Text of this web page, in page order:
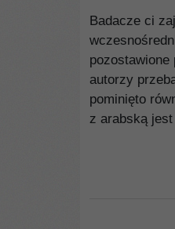
Badacze ci
autorzy
pominięto
z arabską